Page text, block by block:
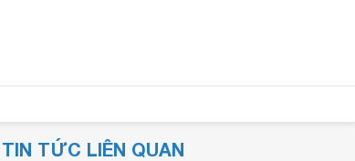
TIN TỨC LIÊN QUAN